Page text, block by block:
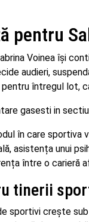
pentru
Voinea își
audieri,
întregul lot,
gasesti in
în care
asistența unui
între o carieră
tinerii
sportivi crește